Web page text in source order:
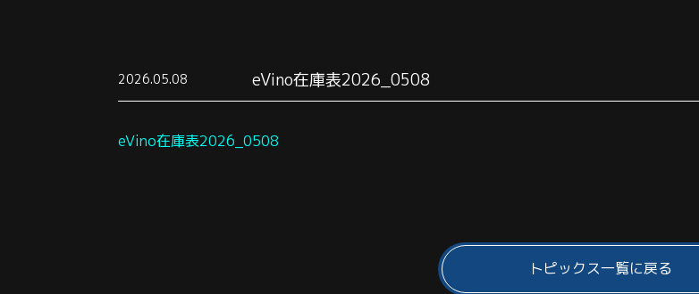
2026.05.08 eVino在庫表2026_0508
eVino在庫表2026_0508
トピックス一覧に戻る